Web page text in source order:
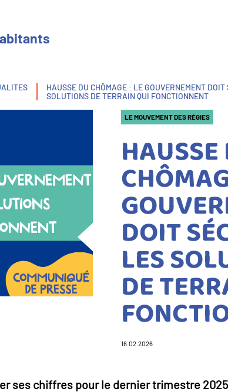
HAUSSE DU CHÔMAGE : LE GOUVERNEMENT DOIT
SOLUTIONS DE TERRAIN QUI FONCTIONNENT
LE MOUVEMENT DES RÉGIES
HAUSSE
DOIT
LES
DE
16.02.2026
ses chiffres pour le dernier trimestre